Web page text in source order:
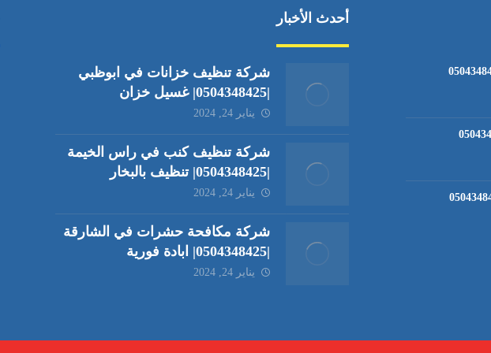
أحدث الأخبار
شركة تنظيف خزانات في ابوظبي
|0504348425| غسيل خزان
يناير 24, 2024
شركة تنظيف كنب في راس الخيمة
|0504348425| تنظيف بالبخار
يناير 24, 2024
شركة مكافحة حشرات في الشارقة
|0504348425| ابادة فورية
يناير 24, 2024